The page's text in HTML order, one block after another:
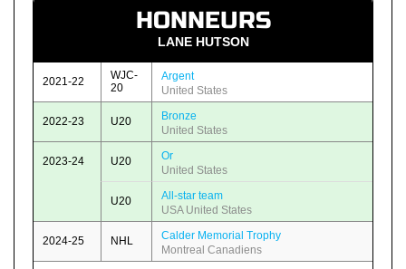
HONNEURS
LANE HUTSON
2021-22
WJC-
20
Argent
United States
2022-23 U20
Bronze
United States
2023-24 U20
Or
United States
U20
All-star team
USA United States
2024-25 NHL
Calder Memorial Trophy
Montreal Canadiens